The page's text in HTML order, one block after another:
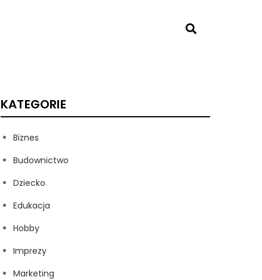
KATEGORIE
Biznes
Budownictwo
Dziecko
Edukacja
Hobby
Imprezy
Marketing